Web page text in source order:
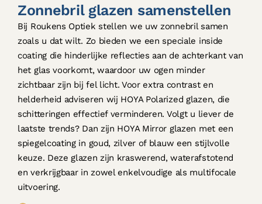
Zonnebril glazen samenstellen
Bij Roukens Optiek stellen we uw zonnebril samen
zoals u dat wilt. Zo bieden we een speciale inside
coating die hinderlijke reflecties aan de achterkant van
het glas voorkomt, waardoor uw ogen minder
zichtbaar zijn bij fel licht. Voor extra contrast en
helderheid adviseren wij HOYA Polarized glazen, die
schitteringen effectief verminderen. Volgt u liever de
laatste trends? Dan zijn HOYA Mirror glazen met een
spiegelcoating in goud, zilver of blauw een stijlvolle
keuze. Deze glazen zijn kraswerend, waterafstotend
en verkrijgbaar in zowel enkelvoudige als multifocale
uitvoering.